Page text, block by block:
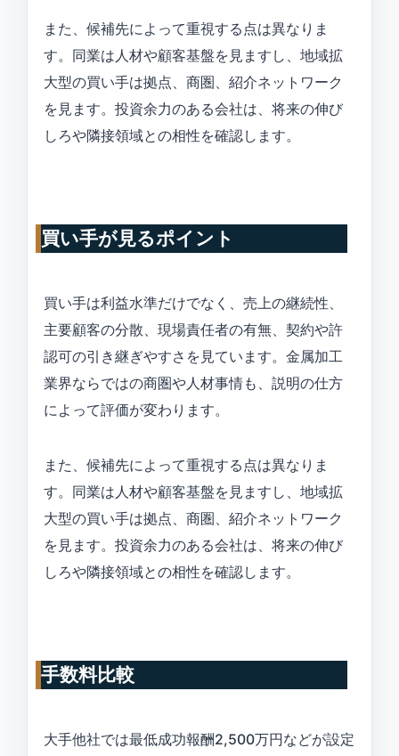
また、候補先によって重視する点は異なりま
す。同業は人材や顧客基盤を見ますし、地域拡
大型の買い手は拠点、商圏、紹介ネットワーク
を見ます。投資余力のある会社は、将来の伸び
しろや隣接領域との相性を確認します。
買い手が見るポイント
買い手は利益水準だけでなく、売上の継続性、
主要顧客の分散、現場責任者の有無、契約や許
認可の引き継ぎやすさを見ています。金属加工
業界ならではの商圏や人材事情も、説明の仕方
によって評価が変わります。
また、候補先によって重視する点は異なりま
す。同業は人材や顧客基盤を見ますし、地域拡
大型の買い手は拠点、商圏、紹介ネットワーク
を見ます。投資余力のある会社は、将来の伸び
しろや隣接領域との相性を確認します。
手数料比較
大手他社では最低成功報酬2,500万円などが設定